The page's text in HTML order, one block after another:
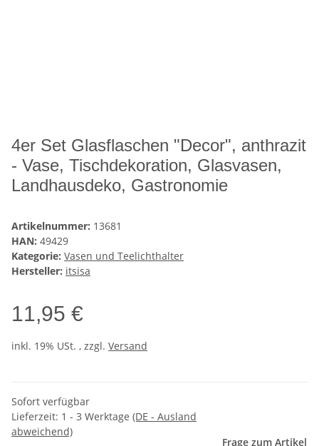
4er Set Glasflaschen "Decor", anthrazit
- Vase, Tischdekoration, Glasvasen,
Landhausdeko, Gastronomie
Artikelnummer: 13681
HAN: 49429
Kategorie: Vasen und Teelichthalter
Hersteller: itsisa
11,95 €
inkl. 19% USt. , zzgl. Versand
Sofort verfügbar
Lieferzeit: 1 - 3 Werktage (DE - Ausland
abweichend)
Frage zum Artikel